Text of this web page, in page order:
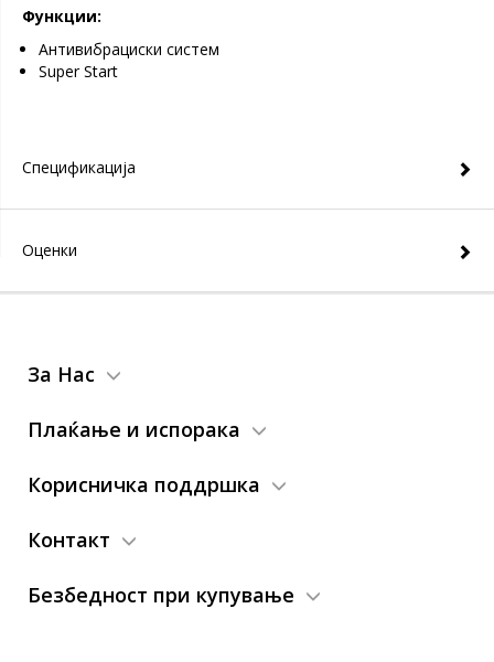
Функции:
Aнтивибрациски систем
Super Start
Спецификација
Оценки
За Нас
Плаќање и испорака
Корисничка поддршка
Контакт
Безбедност при купување